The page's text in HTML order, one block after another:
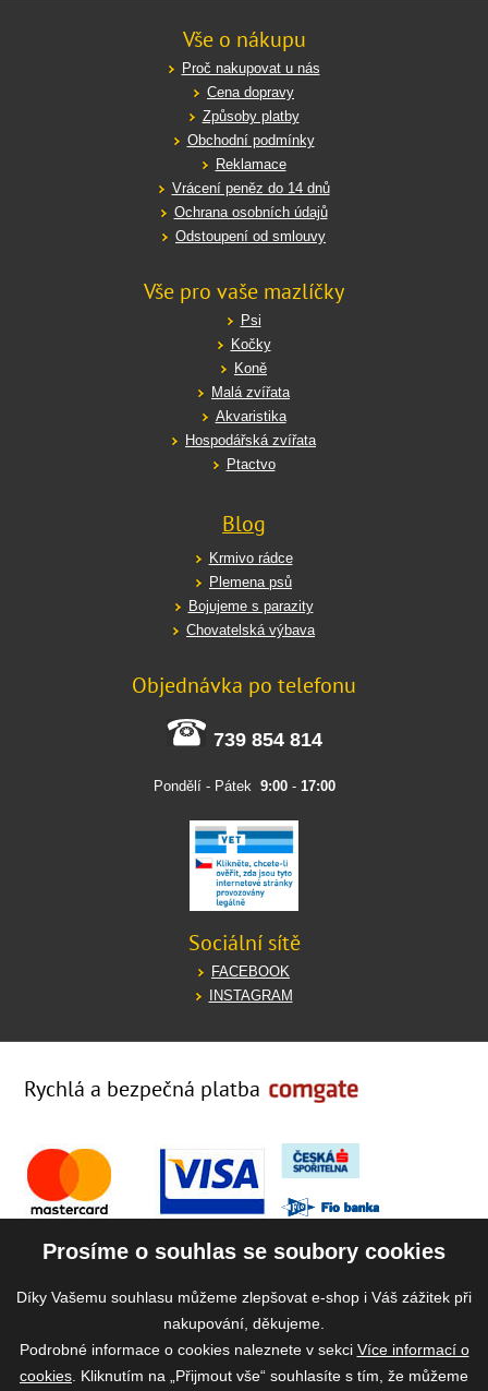
Vše o nákupu
Proč nakupovat u nás
Cena dopravy
Způsoby platby
Obchodní podmínky
Reklamace
Vrácení peněz do 14 dnů
Ochrana osobních údajů
Odstoupení od smlouvy
Vše pro vaše mazlíčky
Psi
Kočky
Koně
Malá zvířata
Akvaristika
Hospodářská zvířata
Ptactvo
Blog
Krmivo rádce
Plemena psů
Bojujeme s parazity
Chovatelská výbava
Objednávka po telefonu
739 854 814
Pondělí - Pátek 9:00- 17:00
Sociální sítě
FACEBOOK
INSTAGRAM
Rychlá a bezpečná platba
Prosíme o souhlas se soubory cookies
Díky Vašemu souhlasu můžeme zlepšovat e-shop i Váš zážitek při
nakupování, děkujeme.
Podrobné informace o cookies naleznete v sekci Více informací o
cookies . Kliknutím na „Přijmout vše“ souhlasíte s tím, že můžeme